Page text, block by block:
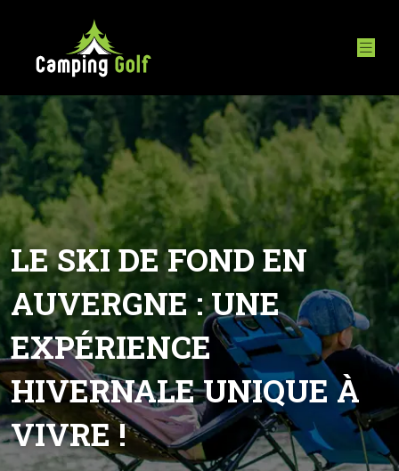
LE SKI DE FOND EN
AUVERGNE : UNE
EXPÉRIENCE
HIVERNALE UNIQUE À
VIVRE !